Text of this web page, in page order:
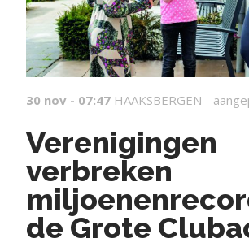
30 nov - 07:47 HAAKSBERGEN -
Verenigingen
verbreken
de Grote